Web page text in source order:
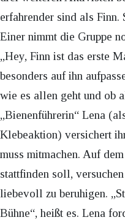
erfahrender sind als
Einer nimmt die Gruppe
„Hey, Finn ist das erste
besonders auf ihn
wie es allen geht und ob
„Bienenführerin“ Lena
Klebeaktion) versichert
muss mitmachen. Auf
stattfinden soll,
liebevoll zu beruhigen.
Bühne“, heißt es. Lena